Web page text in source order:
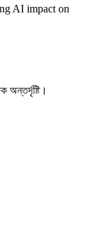
AI impact on
অন্তর্দৃষ্টি।